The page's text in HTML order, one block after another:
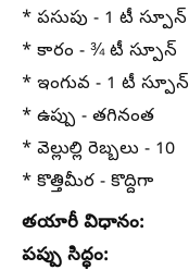
* పసుపు - 1 టీ స్పూన్
* కారం - ¾ టీ స్పూన్
* ఇంగువ - 1 టీ స్పూన్
* ఉప్పు - తగినంత
* వెల్లుల్లి రెబ్బలు - 10
* కొత్తిమీర - కొద్దిగా
తయారీ విధానం:
పప్పు సిద్ధం: